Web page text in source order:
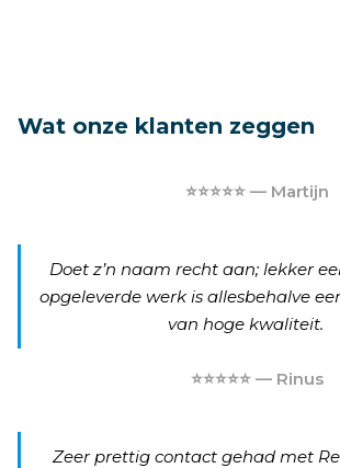
Wat onze klanten zeggen
⭐⭐⭐⭐⭐ — Martijn
Doet z’n naam recht aan; lekker
opgeleverde werk is allesbehalve
van hoge kwaliteit.
⭐⭐⭐⭐⭐ — Rinus
Zeer prettig contact gehad met